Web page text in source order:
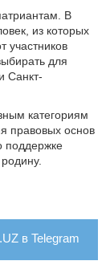
В
из которых
участников
для
Санкт-
категориям
правовых основ
поддержке
в Telegram